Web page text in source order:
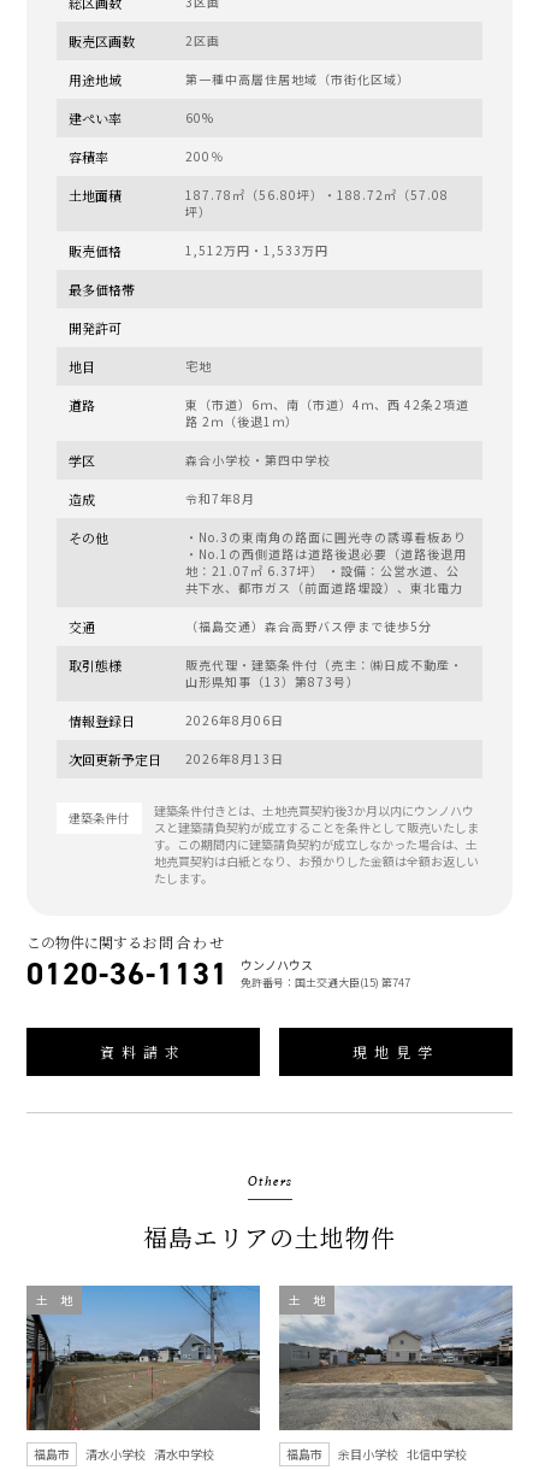
販売区画数 2区画
用途地域 第一種中高層住居地域（市街化区域）
建ぺい率 60%
容積率 200％
土地面積
187.78㎡（56.80坪）・188.72㎡（57.08
坪）
販売価格 1,512万円・1,533万円
最多価格帯
開発許可
地目
宅地
道路
東（市道）6ｍ、南（市道）4ｍ、西 42条2項道
路 2ｍ（後退1ｍ）
学区 森合小学校・第四中学校
造成 令和7年8月
その他
・No.3の東南角の路面に圓光寺の誘導看板あり
・No.1の西側道路は道路後退必要（道路後退用
地：21.07㎡ 6.37坪） ・設備：公営水道、公
共下水、都市ガス（前面道路埋設）、東北電力
交通 （福島交通）森合高野バス停まで徒歩5分
取引態様
販売代理・建築条件付（売主：㈱日成不動産・
山形県知事（13）第873号）
情報登録日 2026年8月06日
次回更新予定日 2026年8月13日
建築条件付
建築条件付きとは、土地売買契約後3か月以内にウンノハウ
スと建築請負契約が成立することを条件として販売いたしま
す。この期間内に建築請負契約が成立しなかった場合は、土
地売買契約は白紙となり、お預かりした金額は全額お返しい
たします。
この物件に関するお問合わせ
0120-36-1131 ウンノハウス
免許番号：国土交通大臣(15) 第747
資料請求 現地見学
Others
福島エリアの土地物件
土 地
福島市 清水小学校 清水中学校
土 地
福島市 余目小学校 北信中学校